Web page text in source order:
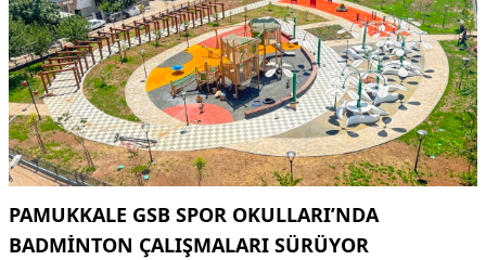
PAMUKKALE GSB SPOR OKULLARI’NDA
BADMINTON ÇALIŞMALARI SÜRÜYOR